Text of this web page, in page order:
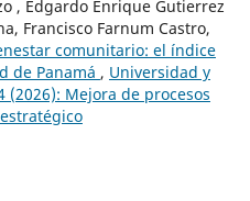
, Edgardo Enrique Gutierrez
Francisco Farnum Castro,
comunitario: el índice
de Panamá , Universidad y
(2026): Mejora de procesos